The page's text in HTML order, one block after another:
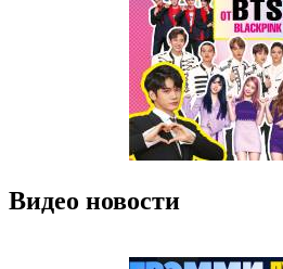
Видео новости